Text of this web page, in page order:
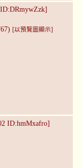
[以預覽圖顯示]
ID:hmMxafro]